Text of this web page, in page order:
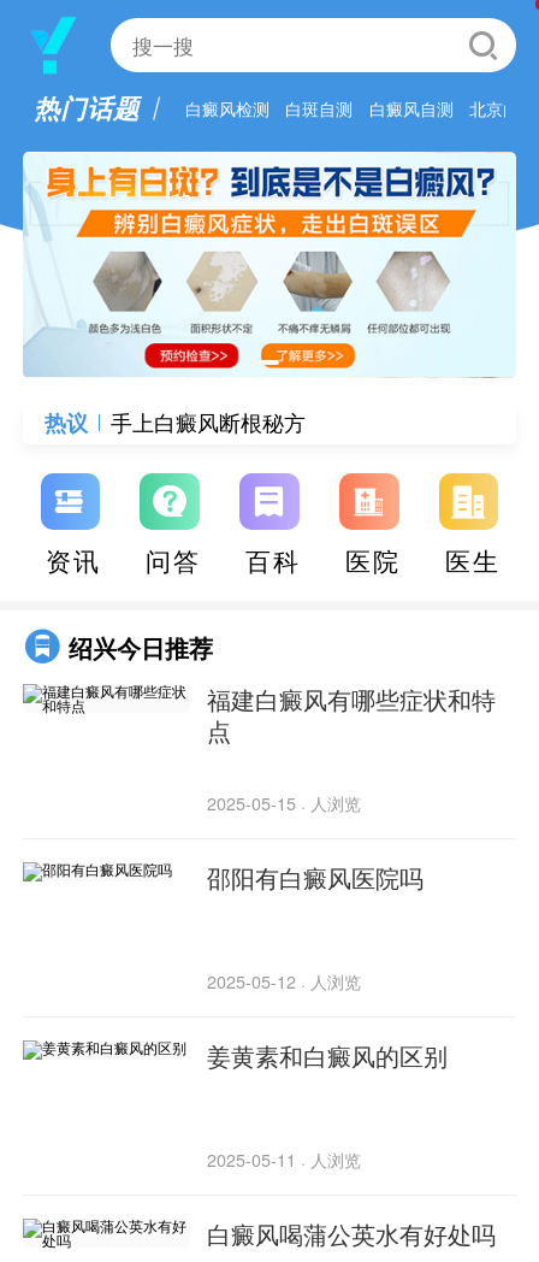
热门话题 白癜风检测 白斑自测 白癜风自测 北京白
热议
如何确定手上是白癜风
手上白癜风断根秘方
高陵白癜风
有白斑就代表是白癜风吗
鼻尖白癜风
王树申白癜风
资讯 问答 百科 医院 医生
绍兴今日推荐
福建白癜风有哪些症状和特
点
2025-05-15 · 人浏览
邵阳有白癜风医院吗
2025-05-12 · 人浏览
姜黄素和白癜风的区别
2025-05-11 · 人浏览
白癜风喝蒲公英水有好处吗